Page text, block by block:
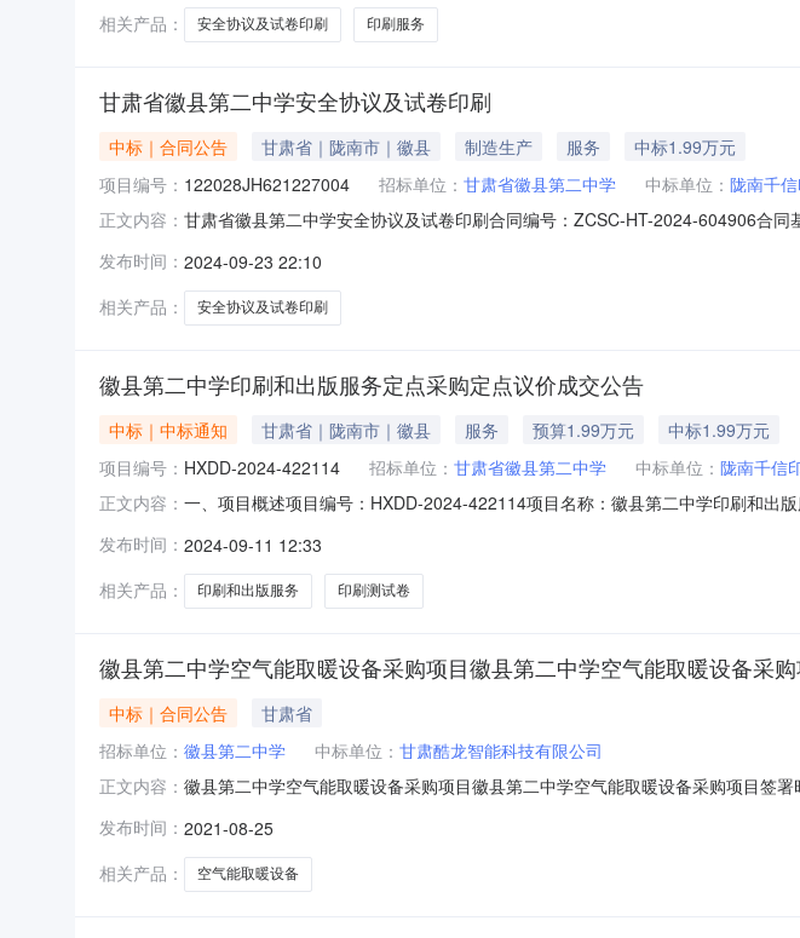
相关产品：
安全协议及试卷印刷 印刷服务
甘肃省徽县第二中学安全协议及试卷印刷
中标｜合同公告 甘肃省｜陇南市｜徽县 制造生产 服务
中标1.99万元
项目编号： 122028JH621227004 招标单位： 甘肃省徽县第二中学 中标单位： 陇南千
正文内容： 甘肃省徽县第二中学安全协议及试卷印刷合同编号：ZCSC-HT-2024-604906合
额：1.98552（万元）合同扩展信息是否为ppp：是否联合体：否牵头单位：组成
发布时间： 2024-09-23 22:10
相关产品：
安全协议及试卷印刷
徽县第二中学印刷和出版服务定点采购定点议价成交公告
中标｜中标通知 甘肃省｜陇南市｜徽县 服务 预算1.99万元
中标1.99万元
项目编号： HXDD-2024-422114 招标单位： 甘肃省徽县第二中学 中标单位： 陇南千信
正文内容： 一、项目概述项目编号：HXDD-2024-422114项目名称：徽县第二中学印刷和出
（定点服务采购）二、需求明细编号项目需求数量计量单位1印刷测试卷、学生安
发布时间： 2024-09-11 12:33
相关产品：
印刷和出版服务 印刷测试卷
徽县第二中学空气能取暖设备采购项目徽县第二中学空气能取暖设备采购
中标｜合同公告
甘肃省
招标单位： 徽县第二中学 中标单位： 甘肃酷龙智能科技有限公司
正文内容： 徽县第二中学空气能取暖设备采购项目徽县第二中学空气能取暖设备采购项目签
发布时间： 2021-08-25
相关产品：
空气能取暖设备